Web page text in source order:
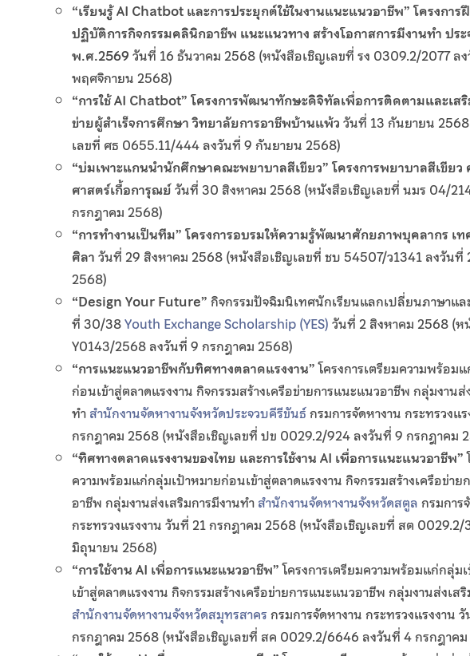
“เรียนรู้ AI Chatbot และการประยุกต์ใช้ในงานแนะแนวอาชีพ” โครงการ
ปฏิบัติการกิจกรรมคลินิกอาชีพ แนะแนวทาง สร้างโอกาสการมีงานทำ ปร
พ.ศ.2569วันที่ 16 ธันวาคม 2568 (หนังสือเชิญเลขที่ รง 0309.2/2077 ล
พฤศจิกายน 2568)
“การใช้ AI Chatbot” โครงการพัฒนาทักษะดิจิทัลเพื่อการติดตามและเสริ
ข่ายผู้สำเร็จการศึกษา วิทยาลัยการอาชีพบ้านแพ้ววันที่ 13 กันยายน
เลขที่ ศธ 0655.11/444 ลงวันที่ 9 กันยายน 2568)
“บ่มเพาะแกนนำนักศึกษาคณะพยาบาลสีเขียว” โครงการพยาบาลสีเขีย
ศาสตร์เกื้อการุณย์วันที่ 30 สิงหาคม 2568 (หนังสือเชิญเลขที่ นมร 04/
กรกฎาคม 2568)
“การทำงานเป็นทีม” โครงการอบรมให้ความรู้พัฒนาศักยภาพบุคลากร เท
ศิลาวันที่ 29 สิงหาคม 2568 (หนังสือเชิญเลขที่ ชบ 54507/ว1341 ลงวันที่
2568)
“Design Your Future”กิจกรรมปัจฉิมนิเทศนักเรียนแลกเปลี่ยนภาษาแ
ที่ 30/38Youth Exchange Scholarship (YES)วันที่ 2 สิงหาคม 2568 (ห
Y0143/2568 ลงวันที่ 9 กรกฎาคม 2568)
“การแนะแนวอาชีพกับทิศทางตลาดแรงงาน”โครงการเตรียมความพร้อม
ก่อนเข้าสู่ตลาดแรงงาน กิจกรรมสร้างเครือข่ายการแนะแนวอาชีพ กลุ่มงานส่
ทำสำนักงานจัดหางานจังหวัดประจวบคีรีขันธ์กรมการจัดหางาน กระทรวงแ
กรกฎาคม 2568 (หนังสือเชิญเลขที่ ปข 0029.2/924 ลงวันที่ 9 กรกฎาคม
“ทิศทางตลาดแรงงานของไทย และการใช้งาน AI เพื่อการแนะแนวอาชีพ”
ความพร้อมแก่กลุ่มเป้าหมายก่อนเข้าสู่ตลาดแรงงาน กิจกรรมสร้างเครือข่าย
อาชีพ กลุ่มงานส่งเสริมการมีงานทำสำนักงานจัดหางานจังหวัดสตูลกรมการ
กระทรวงแรงงาน วันที่ 21 กรกฎาคม 2568 (หนังสือเชิญเลขที่ สต
มิถุนายน 2568)
“การใช้งาน AI เพื่อการแนะแนวอาชีพ”โครงการเตรียมความพร้อมแก่กลุ่ม
เข้าสู่ตลาดแรงงาน กิจกรรมสร้างเครือข่ายการแนะแนวอาชีพ กลุ่มงานส่งเส
สำนักงานจัดหางานจังหวัดสมุทรสาครกรมการจัดหางาน กระทรวงแรงงาน
กรกฎาคม 2568 (หนังสือเชิญเลขที่ สค 0029.2/6646 ลงวันที่ 4 กรกฎาค